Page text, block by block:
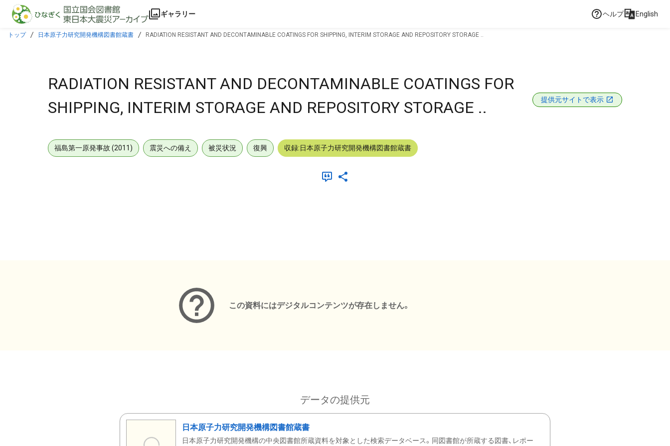
本文に飛ぶ
ギャラリー ヘルプ English
トップ 日本原子力研究開発機構図書館蔵書 RADIATION RESISTANT AND DECONTAMINABLE COATINGS FOR SHIPPING, INTERIM STORAGE AND REPOSITORY STORAGE ..
RADIATION RESISTANT AND DECONTAMINABLE COATINGS FOR
SHIPPING, INTERIM STORAGE AND REPOSITORY STORAGE ..
提供元サイトで表示
福島第一原発事故 (2011) 震災への備え 被災状況 復興 収録:日本原子力研究開発機構図書館蔵書
この資料にはデジタルコンテンツが存在しません。
データの提供元
日本原子力研究開発機構図書館蔵書
日本原子力研究開発機構の中央図書館所蔵資料を対象とした検索データベース。同図書館が所蔵する図書、レポー